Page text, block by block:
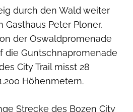
durch den Wald weiter
Peter Ploner,
der Oswaldpromenade
die Guntschnapromenade
City Trail misst 28
Höhenmetern.
Strecke des Bozen City